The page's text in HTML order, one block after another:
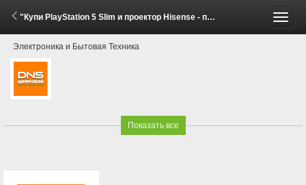
"Купи PlayStation 5 Slim и проектор Hisense - получи скидку!" (7 Мая - 7 Июня 2026)
Электроника и Бытовая Техника
Показать все